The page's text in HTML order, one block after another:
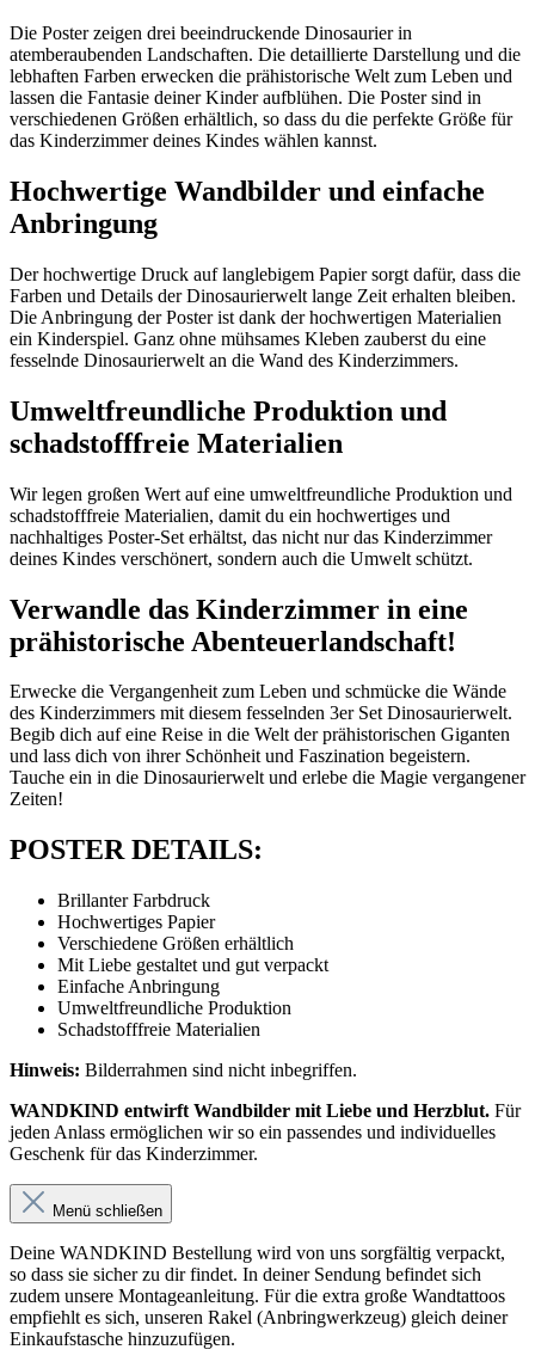
Die Poster zeigen drei beeindruckende Dinosaurier in
atemberaubenden Landschaften. Die detaillierte Darstellung und die
lebhaften Farben erwecken die prähistorische Welt zum Leben und
lassen die Fantasie deiner Kinder aufblühen. Die Poster sind in
verschiedenen Größen erhältlich, so dass du die perfekte Größe für
das Kinderzimmer deines Kindes wählen kannst.
Hochwertige Wandbilder und einfache
Anbringung
Der hochwertige Druck auf langlebigem Papier sorgt dafür, dass die
Farben und Details der Dinosaurierwelt lange Zeit erhalten bleiben.
Die Anbringung der Poster ist dank der hochwertigen Materialien
ein Kinderspiel. Ganz ohne mühsames Kleben zauberst du eine
fesselnde Dinosaurierwelt an die Wand des Kinderzimmers.
Umweltfreundliche Produktion und
schadstofffreie Materialien
Wir legen großen Wert auf eine umweltfreundliche Produktion und
schadstofffreie Materialien, damit du ein hochwertiges und
nachhaltiges Poster-Set erhältst, das nicht nur das Kinderzimmer
deines Kindes verschönert, sondern auch die Umwelt schützt.
Verwandle das Kinderzimmer in eine
prähistorische Abenteuerlandschaft!
Erwecke die Vergangenheit zum Leben und schmücke die Wände
des Kinderzimmers mit diesem fesselnden 3er Set Dinosaurierwelt.
Begib dich auf eine Reise in die Welt der prähistorischen Giganten
und lass dich von ihrer Schönheit und Faszination begeistern.
Tauche ein in die Dinosaurierwelt und erlebe die Magie vergangener
Zeiten!
POSTER DETAILS:
Brillanter Farbdruck
Hochwertiges Papier
Verschiedene Größen erhältlich
Mit Liebe gestaltet und gut verpackt
Einfache Anbringung
Umweltfreundliche Produktion
Schadstofffreie Materialien
Hinweis: Bilderrahmen sind nicht inbegriffen.
WANDKIND entwirft Wandbilder mit Liebe und Herzblut. Für
jeden Anlass ermöglichen wir so ein passendes und individuelles
Geschenk für das Kinderzimmer.
Menü schließen
Deine WANDKIND Bestellung wird von uns sorgfältig verpackt,
so dass sie sicher zu dir findet. In deiner Sendung befindet sich
zudem unsere Montageanleitung. Für die extra große Wandtattoos
empfiehlt es sich, unseren Rakel (Anbringwerkzeug) gleich deiner
Einkaufstasche hinzuzufügen.